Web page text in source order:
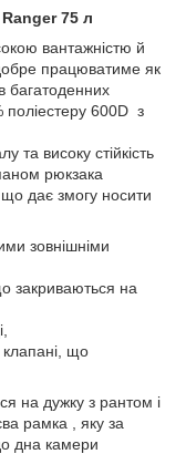
75 л
вантажністю й
працюватиме як
багатоденних
поліестеру 600D з
та високу стійкість
рюкзака
дає змогу носити
зовнішніми
закриваються на
що
на дужку з рантом і
рамка , яку за
дна камери